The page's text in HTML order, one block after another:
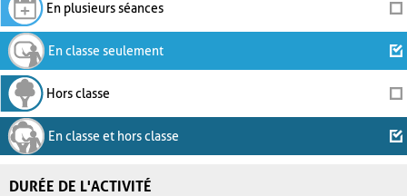
En plusieurs séances
En classe seulement
Hors classe
En classe et hors classe
DURÉE DE L'ACTIVITÉ